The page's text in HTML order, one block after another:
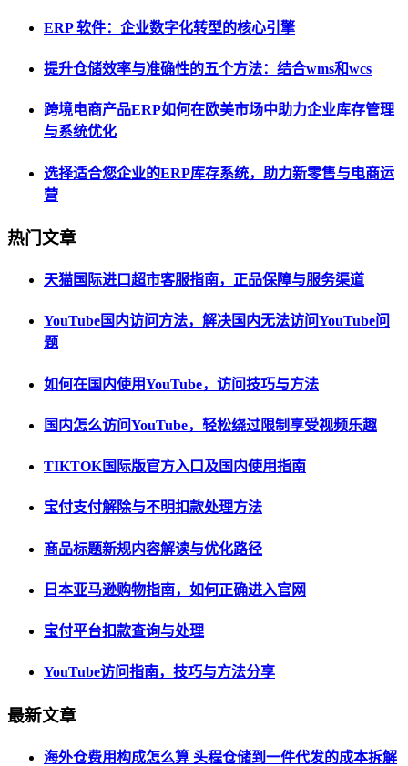
ERP 软件：企业数字化转型的核心引擎
提升仓储效率与准确性的五个方法：结合wms和wcs
跨境电商产品ERP如何在欧美市场中助力企业库存管理
与系统优化
选择适合您企业的ERP库存系统，助力新零售与电商运
营
热门文章
天猫国际进口超市客服指南，正品保障与服务渠道
YouTube国内访问方法，解决国内无法访问YouTube问
题
如何在国内使用YouTube，访问技巧与方法
国内怎么访问YouTube，轻松绕过限制享受视频乐趣
TIKTOK国际版官方入口及国内使用指南
宝付支付解除与不明扣款处理方法
商品标题新规内容解读与优化路径
日本亚马逊购物指南，如何正确进入官网
宝付平台扣款查询与处理
YouTube访问指南，技巧与方法分享
最新文章
海外仓费用构成怎么算 头程仓储到一件代发的成本拆解